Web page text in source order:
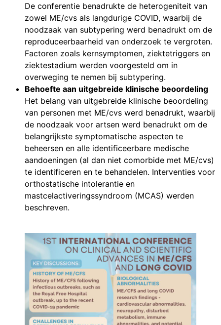
De conferentie benadrukte de heterogeniteit van
zowel ME/cvs als langdurige COVID, waarbij de
noodzaak van subtypering werd benadrukt om de
reproduceerbaarheid van onderzoek te vergroten.
Factoren zoals kernsymptomen, ziektetriggers en
ziektestadium werden voorgesteld om in
overweging te nemen bij subtypering.
Behoefte aan uitgebreide klinische beoordeling
Het belang van uitgebreide klinische beoordeling
van personen met ME/cvs werd benadrukt, waarbij
de noodzaak voor artsen werd benadrukt om de
belangrijkste symptomatische aspecten te
beheersen en alle identificeerbare medische
aandoeningen (al dan niet comorbide met ME/cvs)
te identificeren en te behandelen. Interventies voor
orthostatische intolerantie en
mastcelactiveringssyndroom (MCAS) werden
beschreven.